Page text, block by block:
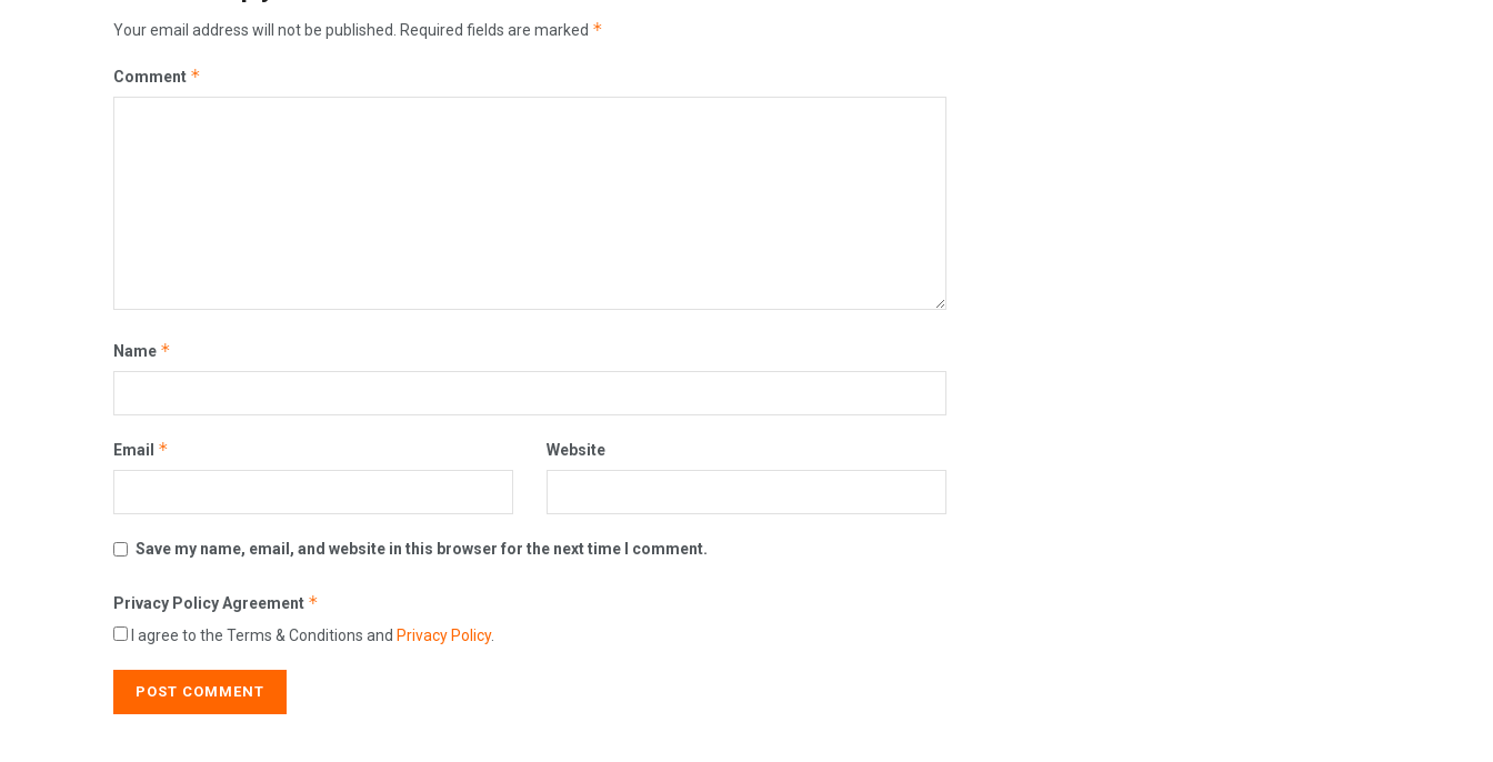
Your email address will not be published. Required fields are marked *
Comment *
Name *
Email * Website
Save my name, email, and website in this browser for the next time I comment.
Privacy Policy Agreement *
I agree to the Terms & Conditions and Privacy Policy.